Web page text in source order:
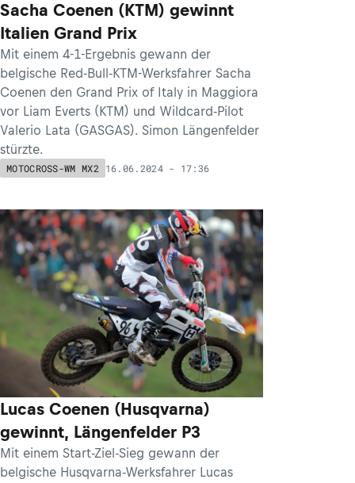
Sacha Coenen (KTM) gewinnt
Italien Grand Prix
Mit einem 4-1-Ergebnis gewann der
belgische Red-Bull-KTM-Werksfahrer Sacha
Coenen den Grand Prix of Italy in Maggiora
vor Liam Everts (KTM) und Wildcard-Pilot
Valerio Lata (GASGAS). Simon Längenfelder
stürzte.
MOTOCROSS-WM MX2 16.06.2024 - 17:36
Lucas Coenen (Husqvarna)
gewinnt, Längenfelder P3
Mit einem Start-Ziel-Sieg gewann der
belgische Husqvarna-Werksfahrer Lucas